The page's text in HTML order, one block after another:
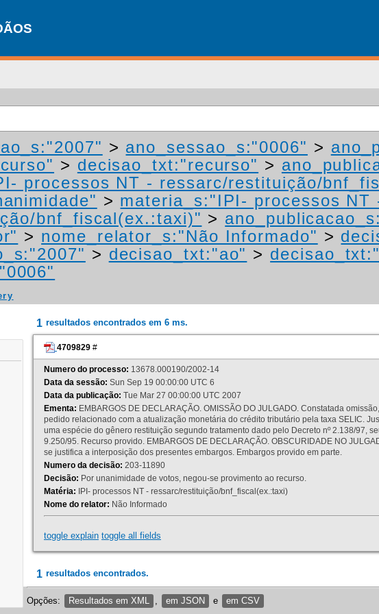
> ano_sessao_s:"0006" >
> decisao_txt:"recurso" >
processos NT - ressarc/restituição/
> materia_s:"IPI- processos NT
bnf_fiscal(ex.:taxi)" >
> nome_relator_s:"Não Informado" >
> decisao_txt:"ao" >
1 resultados encontrados em 6 ms.
4709829 #
Numero do processo: 13678.000190/2002-14
Data da sessão: Sun Sep 19 00:00:00 UTC 6
Data da publicação: Tue Mar 27 00:00:00 UTC 2007
Ementa: EMBARGOS DE DECLARAÇÃO. OMISSÃO DO JULGADO. Constatada
pedido relacionado com a atualização monetária do crédito tributário pela taxa SELIC.
uma espécie do gênero restituição segundo tratamento dado pelo Decreto nº 2.138/97,
9.250/95. Recurso provido. EMBARGOS DE DECLARAÇÃO. OBSCURIDADE NO
se justifica a interposição dos presentes embargos. Embargos provido em parte.
Numero da decisão: 203-11890
Decisão: Por unanimidade de votos, negou-se provimento ao recurso.
Matéria: IPI- processos NT - ressarc/restituição/bnf_fiscal(ex.:taxi)
Nome do relator: Não Informado
toggle explain toggle all fields
1 resultados encontrados.
Opções: Resultados em XML em JSON e em CSV